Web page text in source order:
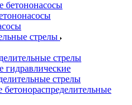
бетононасосы
стрелы
стрелы
гидравлические
стрелы